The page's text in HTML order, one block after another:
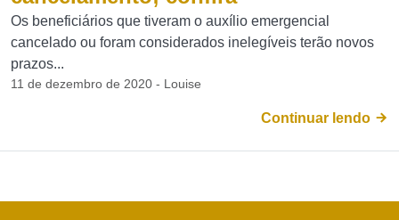
Os beneficiários que tiveram o auxílio emergencial
cancelado ou foram considerados inelegíveis terão novos
prazos...
11 de dezembro de 2020 - Louise
Continuar lendo